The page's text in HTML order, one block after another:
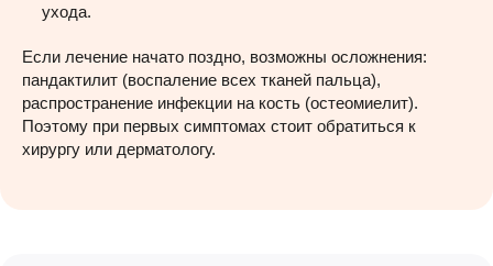
ухода.
Если лечение начато поздно, возможны осложнения:
пандактилит (воспаление всех тканей пальца),
распространение инфекции на кость (остеомиелит).
Поэтому при первых симптомах стоит обратиться к
хирургу или дерматологу.